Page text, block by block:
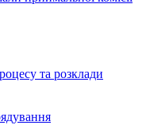
та розклади